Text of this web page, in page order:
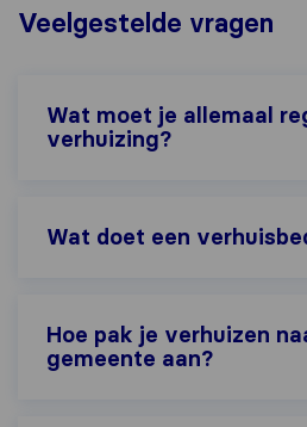
Veelgestelde vragen
Wat moet je allemaal
verhuizing?
Wat doet een
Hoe pak je verhuizen
gemeente aan?